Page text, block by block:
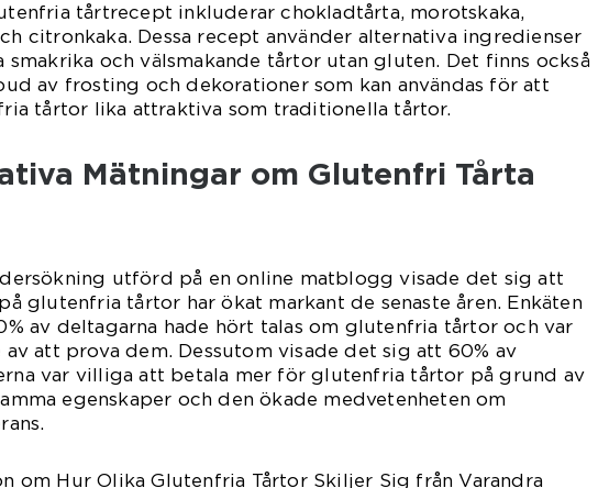
tårtrecept inkluderar chokladtårta, morotskaka,
citronkaka. Dessa recept använder alternativa ingredienser
smakrika och välsmakande tårtor utan gluten. Det finns också
av frosting och dekorationer som kan användas för att
tårtor lika attraktiva som traditionella tårtor.
Mätningar om Glutenfri Tårta
utförd på en online matblogg visade det sig att
glutenfria tårtor har ökat markant de senaste åren. Enkäten
av deltagarna hade hört talas om glutenfria tårtor och var
av att prova dem. Dessutom visade det sig att 60% av
var villiga att betala mer för glutenfria tårtor på grund av
egenskaper och den ökade medvetenheten om
om Hur Olika Glutenfria Tårtor Skiljer Sig från Varandra